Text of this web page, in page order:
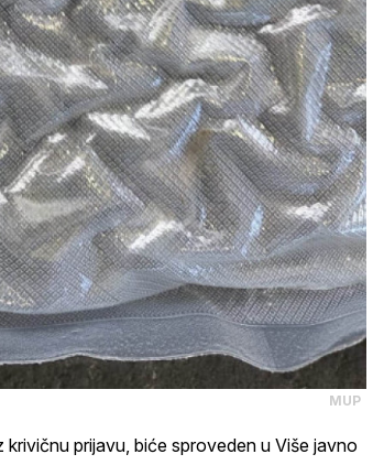
MUP
prijavu, biće sproveden u Više javno